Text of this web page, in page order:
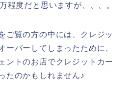
程度だと思いますが、、、。
ご覧の方の中には、クレジッ
ーバーしてしまったために、
ントのお店でクレジットカー
たのかもしれません♪